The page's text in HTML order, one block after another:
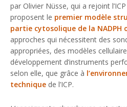
par Olivier Nüsse, qui a rejoint
proposent le premier modèle
partie cytosolique de la NADPH
approches qui nécessitent des
appropriées, des modèles
développement d’instruments
selon elle, que grâce à
technique de l’ICP.